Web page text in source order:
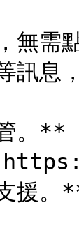
需
訊息
**
援。